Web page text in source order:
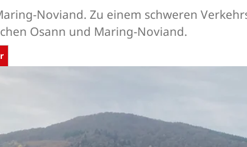
Noviand. Zu einem schweren
Osann und Maring-Noviand.